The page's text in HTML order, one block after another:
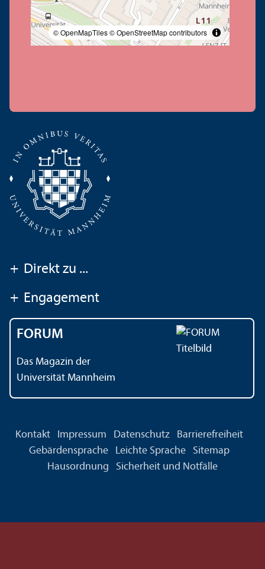
© OpenMapTiles© OpenStreetMap contributors
+ Direkt zu ...
+ Engagement
FORUM
Das Magazin der
Universität Mannheim
Kontakt Impressum Datenschutz
Barrierefreiheit
Gebärdensprache
Leichte Sprache
Sitemap
Hausordnung
Sicherheit und Notfälle